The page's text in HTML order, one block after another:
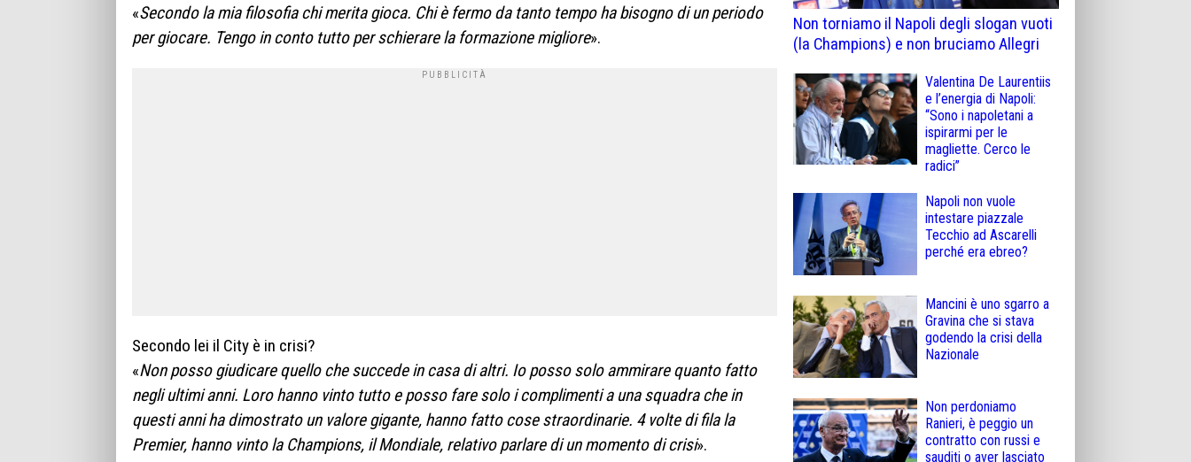
«Secondo la mia filosofia chi merita gioca. Chi è fermo da tanto tempo ha bisogno di un periodo
per giocare. Tengo in conto tutto per schierare la formazione migliore».
Secondo lei il City è in crisi?
«Non posso giudicare quello che succede in casa di altri. Io posso solo ammirare quanto fatto
negli ultimi anni. Loro hanno vinto tutto e posso fare solo i complimenti a una squadra che in
questi anni ha dimostrato un valore gigante, hanno fatto cose straordinarie. 4 volte di fila la
Premier, hanno vinto la Champions, il Mondiale, relativo parlare di un momento di crisi».
Non torniamo il Napoli degli slogan vuoti
(la Champions) e non bruciamo Allegri
Valentina De Laurentiis
e l’energia di Napoli:
“Sono i napoletani a
ispirarmi per le
magliette. Cerco le
radici”
Napoli non vuole
intestare piazzale
Tecchio ad Ascarelli
perché era ebreo?
Mancini è uno sgarro a
Gravina che si stava
godendo la crisi della
Nazionale
Non perdoniamo
Ranieri, è peggio un
contratto con russi e
sauditi o aver lasciato